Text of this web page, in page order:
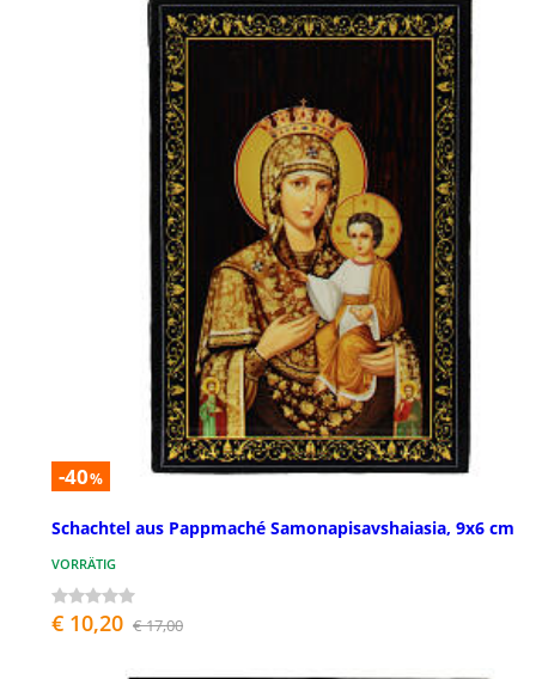
-40%
Schachtel aus Pappmaché Samonapisavshaiasia, 9x6 cm
VORRÄTIG
€ 10,20 € 17,00